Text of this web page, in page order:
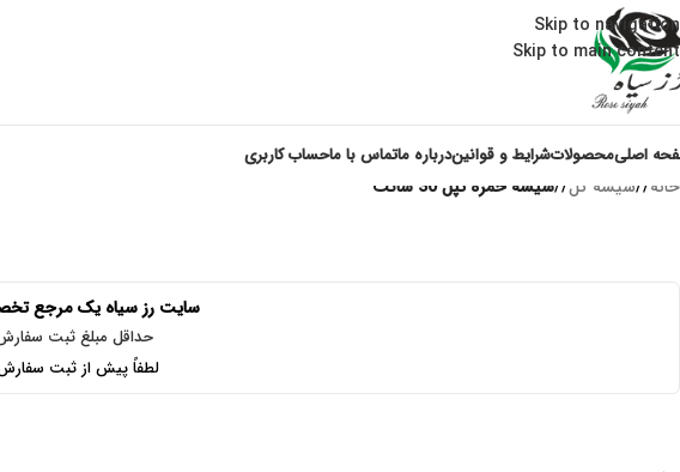
Skip to navigation
Skip to main content
اصلیمحصولاتشرایط و قوانیندرباره ماتماس با ماحساب کاربری
خانه/ شیشه گل/ شیشه خمره تپل 30 سانت
سایت رز سیاه یک مرجع
حداقل مبلغ ثبت
لطفاً پیش از ثبت